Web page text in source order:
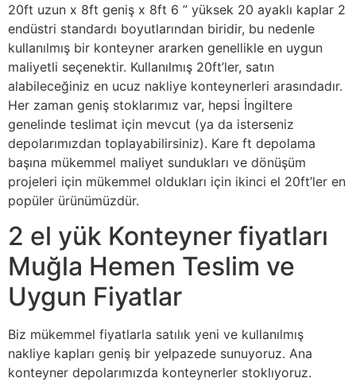
20ft uzun x 8ft geniş x 8ft 6 ” yüksek 20 ayaklı kaplar 2
endüstri standardı boyutlarından biridir, bu nedenle
kullanılmış bir konteyner ararken genellikle en uygun
maliyetli seçenektir. Kullanılmış 20ft’ler, satın
alabileceğiniz en ucuz nakliye konteynerleri arasındadır.
Her zaman geniş stoklarımız var, hepsi İngiltere
genelinde teslimat için mevcut (ya da isterseniz
depolarımızdan toplayabilirsiniz). Kare ft depolama
başına mükemmel maliyet sundukları ve dönüşüm
projeleri için mükemmel oldukları için ikinci el 20ft’ler en
popüler ürünümüzdür.
2 el yük Konteyner fiyatları
Muğla Hemen Teslim ve
Uygun Fiyatlar
Biz mükemmel fiyatlarla satılık yeni ve kullanılmış
nakliye kapları geniş bir yelpazede sunuyoruz. Ana
konteyner depolarımızda konteynerler stoklıyoruz.